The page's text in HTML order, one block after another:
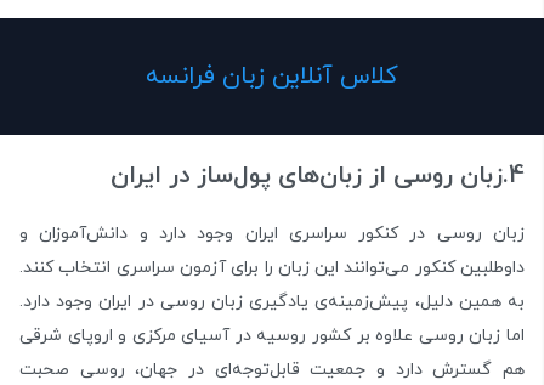
کلاس آنلاین زبان فرانسه
4.زبان روسی از زبان‌های پول‌ساز در ایران
زبان روسی در کنکور سراسری ایران وجود دارد و دانش‌آموزان و
داوطلبین کنکور می‌توانند این زبان را برای آزمون سراسری انتخاب کنند.
به همین دلیل، پیش‌زمینه‌ی یادگیری زبان روسی در ایران وجود دارد.
اما زبان روسی علاوه بر کشور روسیه در آسیای مرکزی و اروپای شرقی
هم گسترش دارد و جمعیت قابل‌توجه‌ای در جهان، روسی صحبت